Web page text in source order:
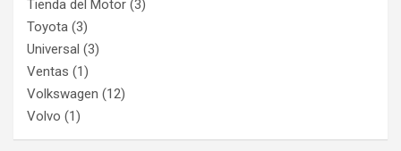
Tienda del Motor (3)
Toyota (3)
Universal (3)
Ventas (1)
Volkswagen (12)
Volvo (1)